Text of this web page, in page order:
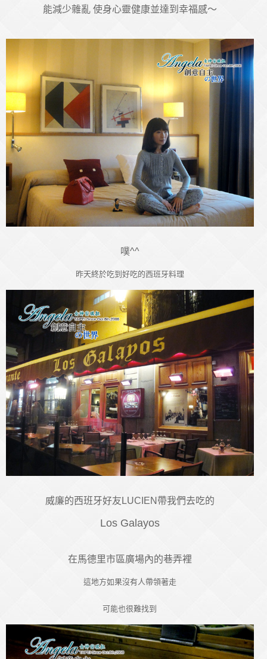
能減少雜亂 使身心靈健康並達到幸福感～
噗^^
昨天終於吃到好吃的西班牙料理
威廉的西班牙好友LUCIEN帶我們去吃的
Los Galayos
在馬德里市區廣場內的巷弄裡
這地方如果沒有人帶領著走
可能也很難找到